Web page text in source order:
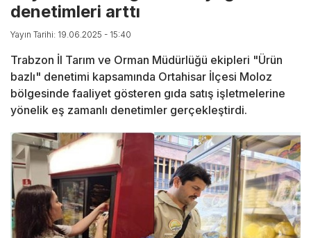
denetimleri arttı
Yayın Tarihi: 19.06.2025 - 15:40
Trabzon İl Tarım ve Orman Müdürlüğü ekipleri "Ürün
bazlı" denetimi kapsamında Ortahisar İlçesi Moloz
bölgesinde faaliyet gösteren gıda satış işletmelerine
yönelik eş zamanlı denetimler gerçekleştirdi.